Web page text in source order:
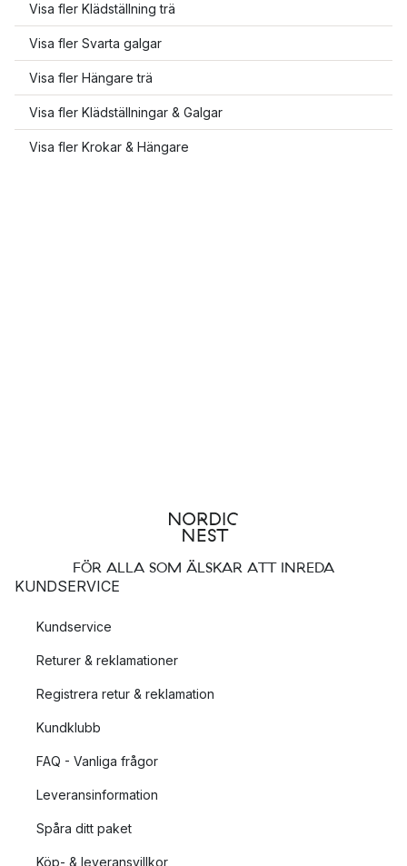
Visa fler Klädställning trä
Visa fler Svarta galgar
Visa fler Hängare trä
Visa fler Klädställningar & Galgar
Visa fler Krokar & Hängare
FÖR ALLA SOM ÄLSKAR ATT INREDA
KUNDSERVICE
Kundservice
Returer & reklamationer
Registrera retur & reklamation
Kundklubb
FAQ - Vanliga frågor
Leveransinformation
Spåra ditt paket
Köp- & leveransvillkor